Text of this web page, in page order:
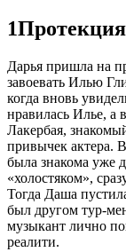
1
Дарья пришла на
завоевать Илью
когда вновь
нравилась Илье, а
Лакербая,
привычек актера.
была знакома уже
«холостяком»,
Тогда Даша
был другом тур-
музыкант лично
реалити.